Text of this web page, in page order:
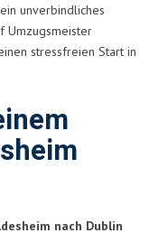
unverbindliches
Umzugsmeister
stressfreien Start in
nach Dublin